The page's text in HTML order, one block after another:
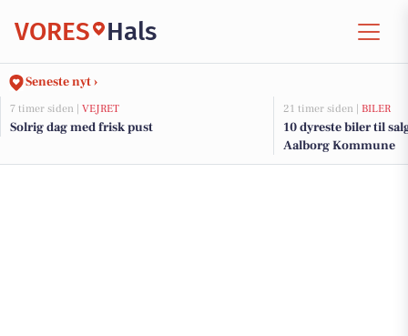
VORES Hals
Seneste nyt ›
7 timer siden | VEJRET
Solrig dag med frisk pust
21 timer siden | BILER
10 dyreste biler til
Aalborg Kommune